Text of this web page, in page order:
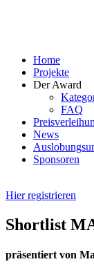
Home
Projekte
Der Award
FAQ
News
Sponsoren
Hier registrieren
Shortlist
präsentiert von